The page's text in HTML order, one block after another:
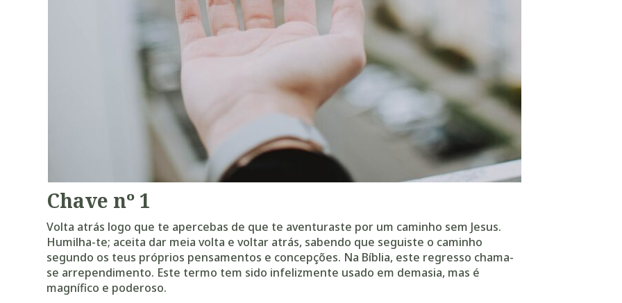
Chave nº 1
Volta atrás logo que te apercebas de que te aventuraste por um caminho sem Jesus.
Humilha-te; aceita dar meia volta e voltar atrás, sabendo que seguiste o caminho
segundo os teus próprios pensamentos e concepções. Na Bíblia, este regresso chama-
se arrependimento. Este termo tem sido infelizmente usado em demasia, mas é
magnífico e poderoso.